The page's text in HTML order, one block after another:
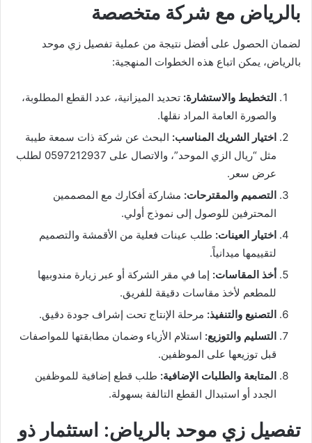
بالرياض مع شركة متخصصة
لضمان الحصول على أفضل نتيجة من عملية تفصيل زي موحد
بالرياض، يمكن اتباع هذه الخطوات المنهجية:
التخطيط والاستشارة: تحديد الميزانية، عدد القطع المطلوبة،
والصورة العامة المراد نقلها.
اختيار الشريك المناسب: البحث عن شركة ذات سمعة طيبة
مثل “ريال الزي الموحد”، والاتصال على 0597212937 لطلب
عرض سعر.
التصميم والمقترحات: مشاركة أفكارك مع المصممين
المحترفين للوصول إلى نموذج أولي.
اختيار العينات: طلب عينات فعلية من الأقمشة والتصميم
لتقييمها ميدانياً.
أخذ المقاسات: إما في مقر الشركة أو عبر زيارة مندوبيها
للمطعم لأخذ مقاسات دقيقة للفريق.
التصنيع والتنفيذ: مرحلة الإنتاج تحت إشراف جودة دقيق.
التسليم والتوزيع: استلام الأزياء وضمان مطابقتها للمواصفات
قبل توزيعها على الموظفين.
المتابعة والطلبات الإضافية: طلب قطع إضافية للموظفين
الجدد أو استبدال القطع التالفة بسهولة.
تفصيل زي موحد بالرياض: استثمار ذو